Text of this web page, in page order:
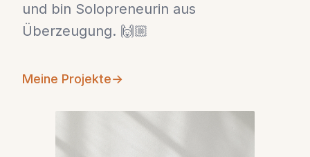
und bin Solopreneurin aus
Überzeugung. 🙌🏼
Meine Projekte→